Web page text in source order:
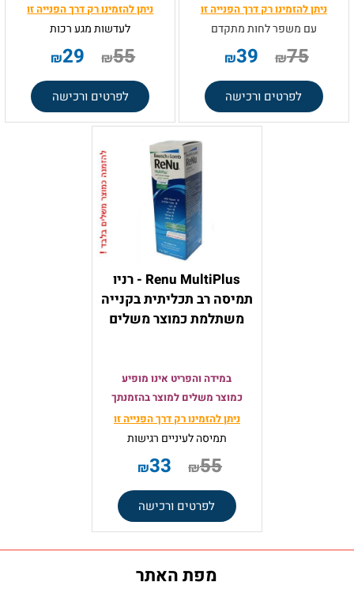
ניתן להזמינו רק דרך הפנייה זו
עם משפר לחות מתקדם
₪75
₪39
לפרטים ורכישה
ניתן להזמינו רק דרך הפנייה זו
לעדשות מגע רכות
₪55
₪29
לפרטים ורכישה
Renu MultiPlus - רניו
תמיסה רב תכליתית בקנייה
משתלמת כמוצר משלים
במידה והפריט אינו מופיע
כמוצר משלים למוצר בהזמנתך
ניתן להזמינו רק דרך הפנייה זו
תמיסהלעיניים רגישות
₪55
₪33
לפרטים ורכישה
מפת האתר